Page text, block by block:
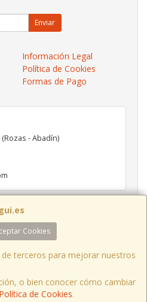
Cookies
terceros para mejorar nuestros
o bien conocer cómo cambiar
Política de Cookies.
Enviar
Información Legal
Política de Cookies
Formas de Pago
(Rozas - Abadín)
y de 16:00 a 20:00.
de 16:00 a 19:00
España. - C.I.F.: B27261130 - Tfno: